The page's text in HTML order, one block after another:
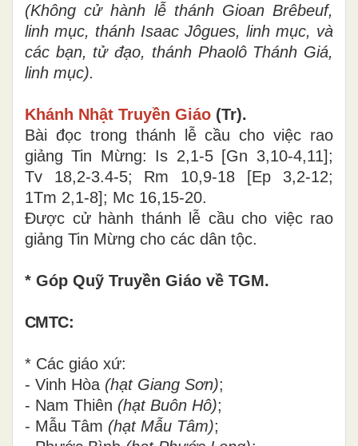
(Không cử hành lễ thánh Gioan Brêbeuf,
linh mục, thánh Isaac Jôgues, linh mục, và
các bạn, tử đạo, thánh Phaolô Thánh Giá,
linh mục).
Khánh Nhật Truyền Giáo (Tr).
Bài đọc trong thánh lễ cầu cho việc rao
giảng Tin Mừng: Is 2,1-5 [Gn 3,10-4,11];
Tv 18,2-3.4-5; Rm 10,9-18 [Ep 3,2-12;
1Tm 2,1-8]; Mc 16,15-20.
Được cử hành thánh lễ cầu cho việc rao
giảng Tin Mừng cho các dân tộc.
* Góp Quỹ Truyền Giáo về TGM.
CMTC:
* Các giáo xứ:
- Vinh Hòa (hạt Giang Sơn);
- Nam Thiên (hạt Buôn Hô);
- Mẫu Tâm (hạt Mẫu Tâm);